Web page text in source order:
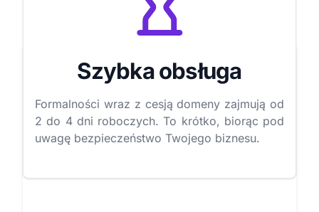
Szybka obsługa
Formalności wraz z cesją domeny zajmują od
2 do 4 dni roboczych. To krótko, biorąc pod
uwagę bezpieczeństwo Twojego biznesu.